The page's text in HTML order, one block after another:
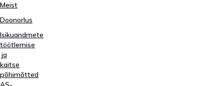
Meist
Doonorlus
Isikuandmete
töötlemise
ja
kaitse
põhimõtted